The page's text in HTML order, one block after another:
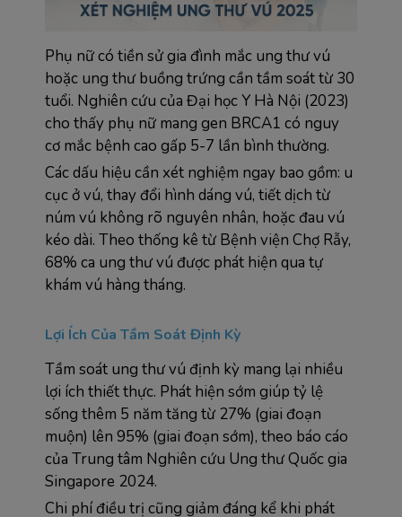
Phụ nữ có tiền sử gia đình mắc ung thư vú
hoặc ung thư buồng trứng cần tầm soát từ 30
tuổi. Nghiên cứu của Đại học Y Hà Nội (2023)
cho thấy phụ nữ mang gen BRCA1 có nguy
cơ mắc bệnh cao gấp 5-7 lần bình thường.
Các dấu hiệu cần xét nghiệm ngay bao gồm: u
cục ở vú, thay đổi hình dáng vú, tiết dịch từ
núm vú không rõ nguyên nhân, hoặc đau vú
kéo dài. Theo thống kê từ Bệnh viện Chợ Rẫy,
68% ca ung thư vú được phát hiện qua tự
khám vú hàng tháng.
Lợi Ích Của Tầm Soát Định Kỳ
Tầm soát ung thư vú định kỳ mang lại nhiều
lợi ích thiết thực. Phát hiện sớm giúp tỷ lệ
sống thêm 5 năm tăng từ 27% (giai đoạn
muộn) lên 95% (giai đoạn sớm), theo báo cáo
của Trung tâm Nghiên cứu Ung thư Quốc gia
Singapore 2024.
Chi phí điều trị cũng giảm đáng kể khi phát